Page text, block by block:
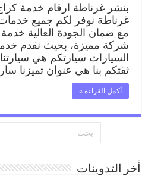
بنشر غرناطة ارقام خدمة
غرناطة نوفر لكم جميع
مع ضمان الجودة العالية
شركة مميزة، بحيث نقدم
السيارات سيارتكم هي
ثقتكم بنا هي عنوان تميزنا
أكمل القراءة »
أخر التدوينات